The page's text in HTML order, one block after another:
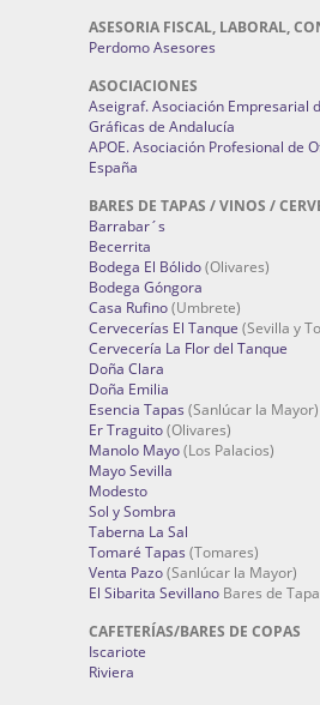
ASESORIA FISCAL, LABORAL,
Perdomo Asesores
ASOCIACIONES
Aseigraf. Asociación Empresarial
Gráficas de Andalucía
APOE. Asociación Profesional de
España
BARES DE TAPAS / VINOS /
Barrabar´s
Becerrita
Bodega El Bólido(Olivares)
Bodega Góngora
Casa Rufino(Umbrete)
Cervecerías El Tanque (Sevilla y
Cervecería La Flor del Tanque
Doña Clara
Doña Emilia
Esencia Tapas (Sanlúcar la Mayor)
Er Traguito(Olivares)
Manolo Mayo(Los Palacios)
Mayo Sevilla
Modesto
Sol y Sombra
Taberna La Sal
Tomaré Tapas (Tomares)
Venta Pazo(Sanlúcar la Mayor)
El Sibarita Sevillano Bares de
CAFETERÍAS/BARES DE COPAS
Iscariote
Riviera